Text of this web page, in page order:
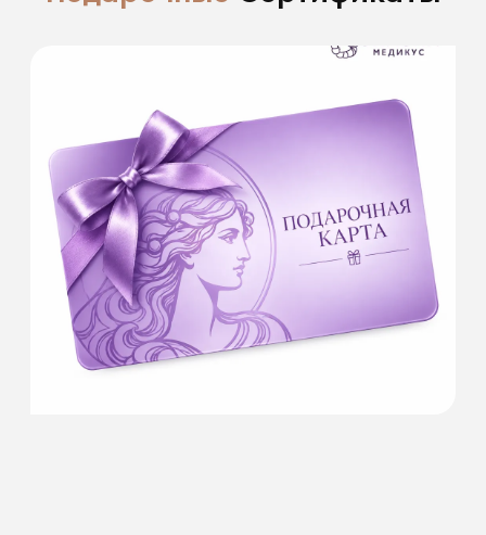
У нас вы сможете приобрести
ПОДАРОЧНЫЕ КАРТЫ номиналом:
5 000 руб.
10 000 руб.
Это будет самый лучший подарок. Красота